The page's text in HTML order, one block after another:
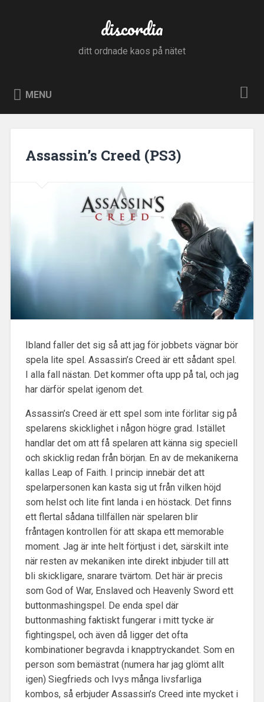
discordia
ditt ordnade kaos på nätet
MENU
Assassin’s Creed (PS3)
Ibland faller det sig så att jag för jobbets vägnar bör
spela lite spel. Assassin’s Creed är ett sådant spel.
I alla fall nästan. Det kommer ofta upp på tal, och jag
har därför spelat igenom det.
Assassin’s Creed är ett spel som inte förlitar sig på
spelarens skicklighet i någon högre grad. Istället
handlar det om att få spelaren att känna sig speciell
och skicklig redan från början. En av de mekanikerna
kallas Leap of Faith. I princip innebär det att
spelarpersonen kan kasta sig ut från vilken höjd
som helst och lite fint landa i en höstack. Det finns
ett flertal sådana tillfällen när spelaren blir
fråntagen kontrollen för att skapa ett memorable
moment. Jag är inte helt förtjust i det, särskilt inte
när resten av mekaniken inte direkt inbjuder till att
bli skickligare, snarare tvärtom. Det här är precis
som God of War, Enslaved och Heavenly Sword ett
buttonmashingspel. De enda spel där
buttonmashing faktiskt fungerar i mitt tycke är
fightingspel, och även då ligger det ofta
kombinationer begravda i knapptryckandet. Som en
person som bemästrat (numera har jag glömt allt
igen) Siegfrieds och Ivys många livsfarliga
kombos, så erbjuder Assassin’s Creed inte mycket i